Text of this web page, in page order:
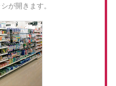
が開きます。